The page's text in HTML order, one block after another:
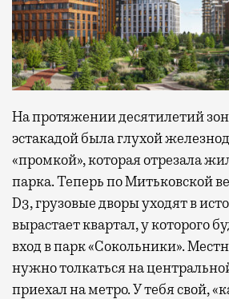
На протяжении десятилетий
эстакадой была глухой
«промкой», которая отрезала
парка. Теперь по Митьковской
D3, грузовые дворы уходят в
вырастает квартал, у которого
вход в парк «Сокольники».
нужно толкаться на
приехал на метро. У тебя свой,